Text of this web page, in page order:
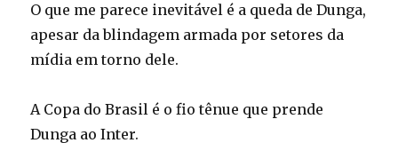
O que me parece inevitável é a queda de Dunga,
apesar da blindagem armada por setores da
mídia em torno dele.
A Copa do Brasil é o fio tênue que prende
Dunga ao Inter.